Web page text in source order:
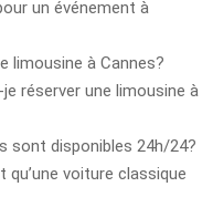
un événement à
limousine à Cannes?
réserver une limousine à
sont disponibles 24h/24?
voiture classique